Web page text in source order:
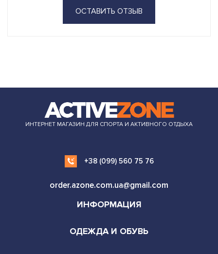
ОСТАВИТЬ ОТЗЫВ
ИНТЕРНЕТ МАГАЗИН ДЛЯ СПОРТА И АКТИВНОГО ОТДЫХА
+38 (099) 560 75 76
order.azone.com.ua@gmail.com
ИНФОРМАЦИЯ
ОДЕЖДА И ОБУВЬ